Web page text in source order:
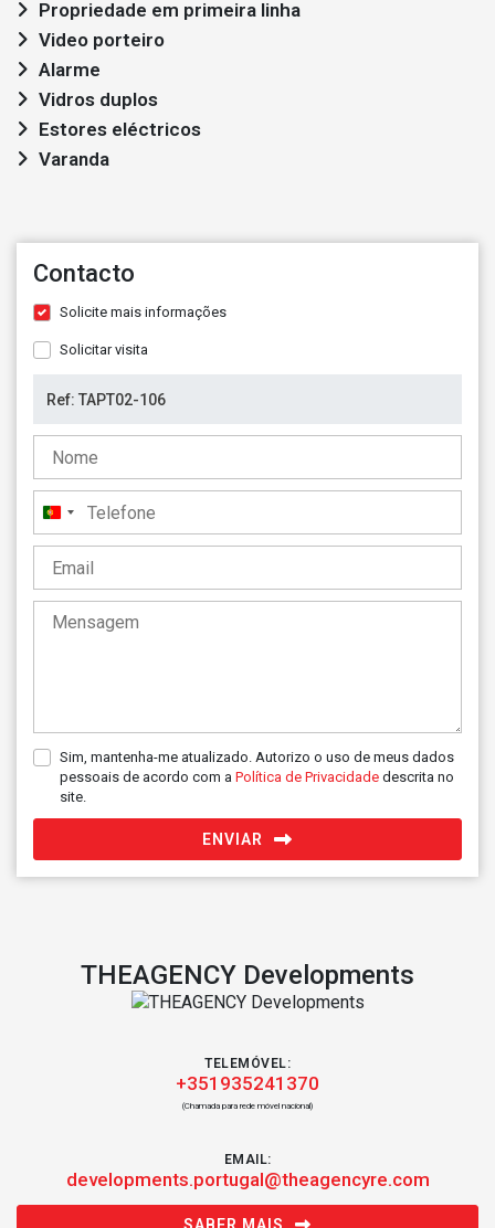
Propriedade em primeira linha
Video porteiro
Alarme
Vidros duplos
Estores eléctricos
Varanda
Contacto
Solicite mais informações
Solicitar visita
Portugal
+351
Sim, mantenha-me atualizado. Autorizo o uso de meus dados
pessoais de acordo com a Política de Privacidade descrita no
site.
ENVIAR
THEAGENCY Developments
TELEMÓVEL:
+351935241370
(Chamada para rede móvel nacional)
EMAIL:
developments.portugal@theagencyre.com